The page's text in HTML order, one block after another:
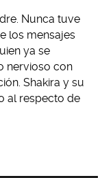
Nunca tuve
los mensajes
ya se
nervioso con
Shakira y su
al respecto de